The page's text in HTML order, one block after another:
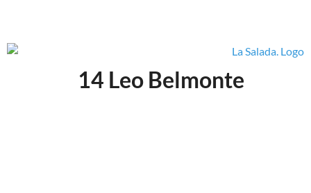
14 Leo Belmonte